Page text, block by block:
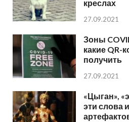
креслах
27.09.2021
Зоны
какие QR-
получить
27.09.2021
«Цыган»,
эти слова